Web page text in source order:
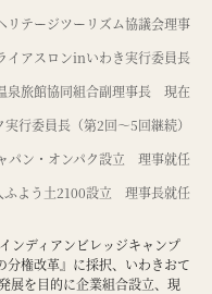
リテージツーリズム協議会理事
イアスロンinいわき実行委員長
泉旅館協同組合副理事長 現在
行委員長（第2回～5回継続）
パン・オンパク設立 理事就任
ふよう土2100設立 理事長就任
ンディアンビレッジキャンプ
分権改革』に採択、いわきおて
展を目的に企業組合設立、現